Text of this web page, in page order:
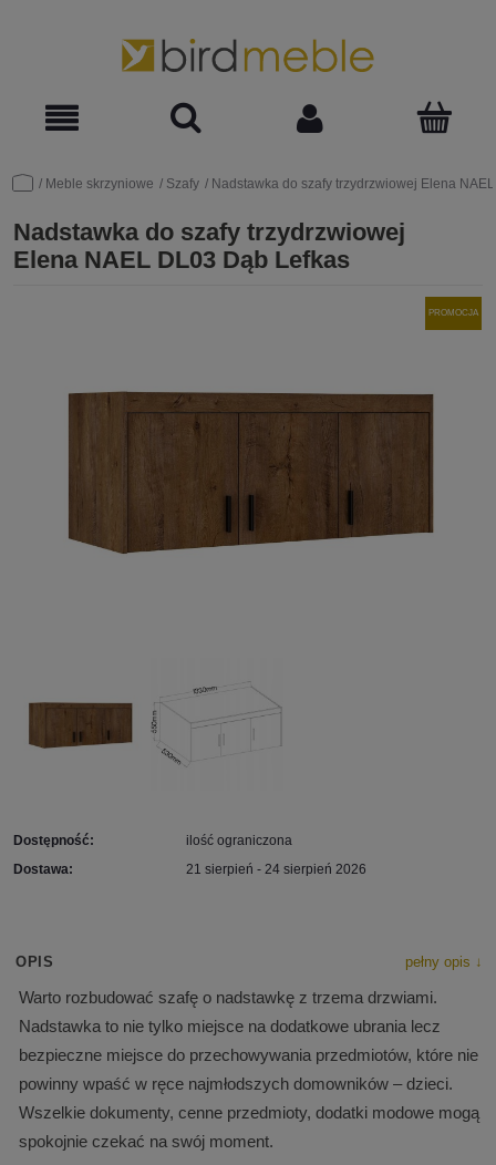
Meble skrzyniowe Szafy Nadstawka do szafy trzydrzwiowej Elena
Nadstawka do szafy trzydrzwiowej
Elena NAEL DL03 Dąb Lefkas
PROMOCJA
Dostępność:
ilość ograniczona
Dostawa:
21 sierpień - 24 sierpień 2026
OPIS pełny opis ↓
Warto rozbudować szafę o nadstawkę z trzema drzwiami.
Nadstawka to nie tylko miejsce na dodatkowe ubrania lecz
bezpieczne miejsce do przechowywania przedmiotów, które nie
powinny wpaść w ręce najmłodszych domowników – dzieci.
Wszelkie dokumenty, cenne przedmioty, dodatki modowe mogą
spokojnie czekać na swój moment.